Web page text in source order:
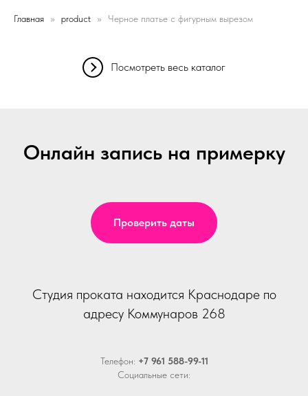
Главная product Черное платье с фигурным вырезом
Посмотреть весь каталог
Онлайн запись на примерку
Проверить даты
Студия проката находится Краснодаре по
адресу Коммунаров 268
Телефон: +7 961 588-99-11
Социальные сети: